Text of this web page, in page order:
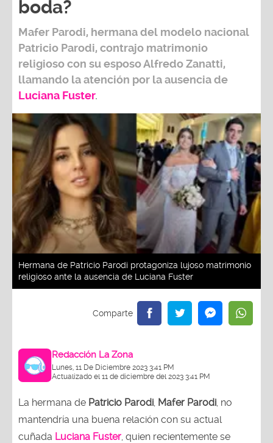
boda?
Mafer Parodi, hermana del modelo nacional
Patricio Parodi, contrajo matrimonio
religioso con su esposoAlfredo Zanatti,
llamando la atención por la ausencia de
Luciana Fuster.
Hermana de Patricio Parodi protagoniza lujoso matrimonio
religioso ante la ausencia de Luciana Fuster
Redacción La Zona
Lunes, 11 De Diciembre 2023 3:41 PM
Actualizado el 11 de diciembre del 2023 3:41 PM
La hermana de Patricio Parodi Mafer Parodi , no
mantendría una buena relación con su actual
cuñada Luciana Fuster , quien recientemente se